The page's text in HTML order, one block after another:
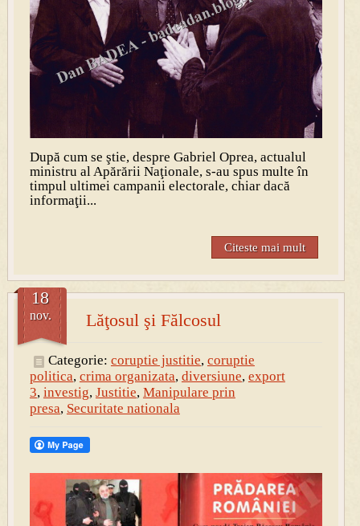
După cum se ştie, despre Gabriel Oprea, actualul
ministru al Apărării Naţionale, s-au spus multe în
timpul ultimei campanii electorale, chiar dacă
informaţii...
Citeste mai mult
Lăţosul şi Fălcosul
18
nov.
Categorie: coruptie justitie, coruptie
politica, crima organizata, diversiune, export
3, investig, Justitie, Manipulare prin
presa, Securitate nationala